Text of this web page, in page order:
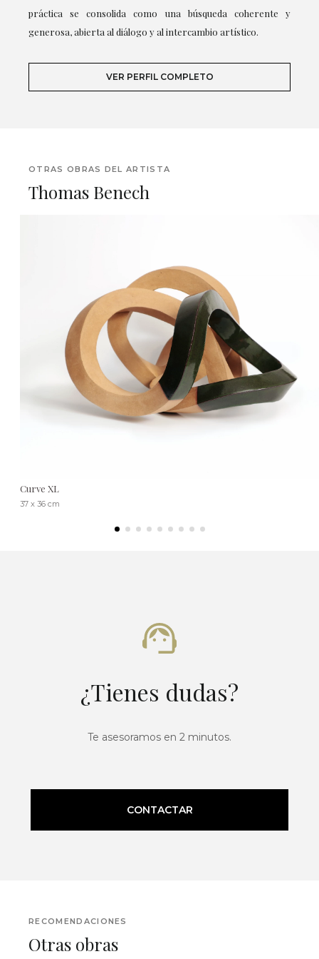
práctica se consolida como una búsqueda coherente y
generosa, abierta al diálogo y al intercambio artístico.
VER PERFIL COMPLETO
OTRAS OBRAS DEL ARTISTA
Thomas Benech
Curve XL
37 x 36 cm
¿Tienes dudas?
Te asesoramos en 2 minutos.
CONTACTAR
RECOMENDACIONES
Otras obras